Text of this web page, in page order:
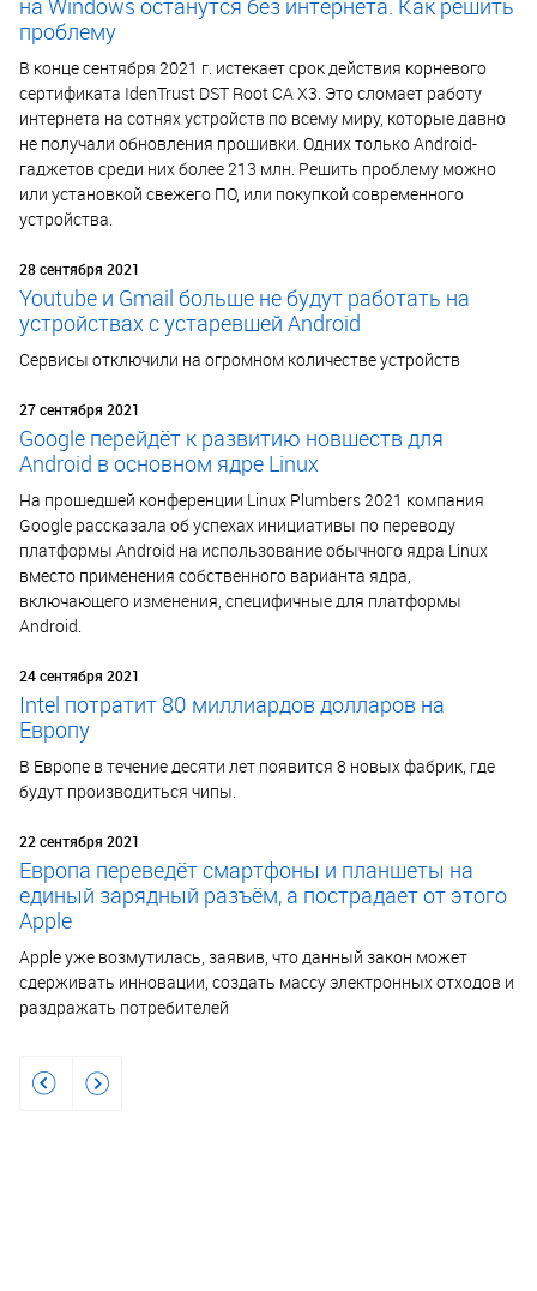
на Windows останутся без интернета. Как решить
проблему
В конце сентября 2021 г. истекает срок действия корневого
сертификата IdenTrust DST Root CA X3. Это сломает работу
интернета на сотнях устройств по всему миру, которые давно
не получали обновления прошивки. Одних только Android-
гаджетов среди них более 213 млн. Решить проблему можно
или установкой свежего ПО, или покупкой современного
устройства.
28 сентября 2021
Youtube и Gmail больше не будут работать на
устройствах с устаревшей Android
Сервисы отключили на огромном количестве устройств
27 сентября 2021
Google перейдёт к развитию новшеств для
Android в основном ядре Linux
На прошедшей конференции Linux Plumbers 2021 компания
Google рассказала об успехах инициативы по переводу
платформы Android на использование обычного ядра Linux
вместо применения собственного варианта ядра,
включающего изменения, специфичные для платформы
Android.
24 сентября 2021
Intel потратит 80 миллиардов долларов на
Европу
В Европе в течение десяти лет появится 8 новых фабрик, где
будут производиться чипы.
22 сентября 2021
Европа переведёт смартфоны и планшеты на
единый зарядный разъём, а пострадает от этого
Apple
Apple уже возмутилась, заявив, что данный закон может
сдерживать инновации, создать массу электронных отходов и
раздражать потребителей